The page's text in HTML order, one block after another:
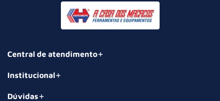
Central de atendimento
Institucional
Dúvidas